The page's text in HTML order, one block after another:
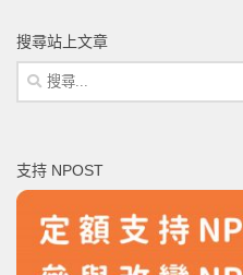
搜尋站上文章
搜
尋
字:
支持 NPOST